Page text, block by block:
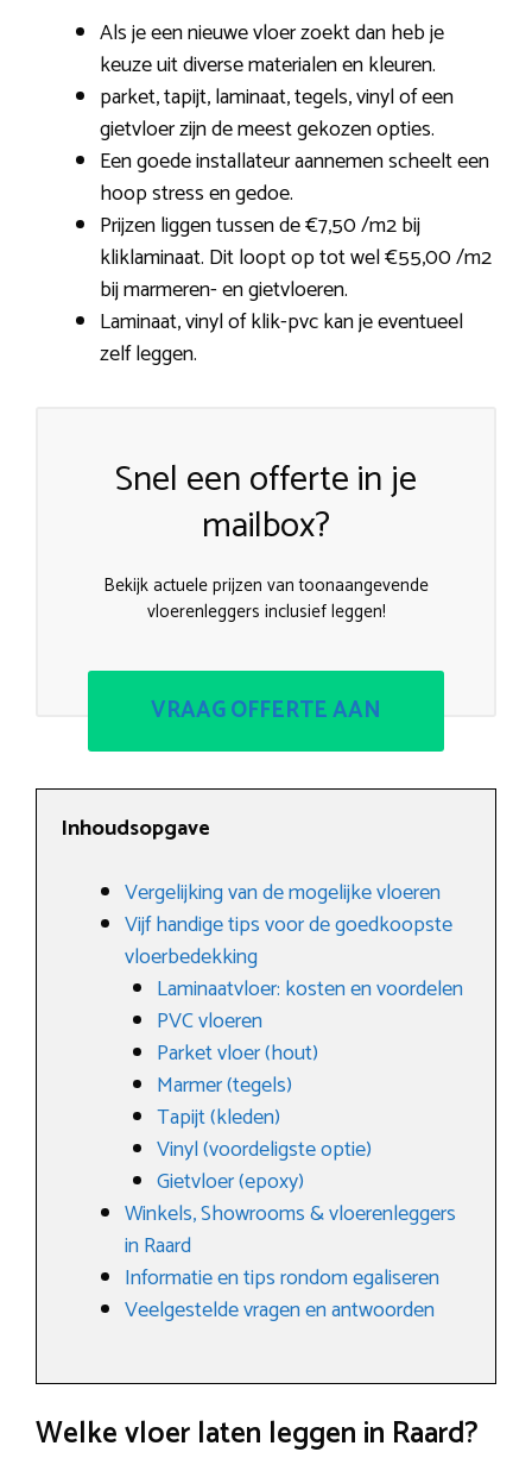
Als je een nieuwe vloer zoekt dan heb je
keuze uit diverse materialen en kleuren.
parket, tapijt, laminaat, tegels, vinyl of een
gietvloer zijn de meest gekozen opties.
Een goede installateur aannemen scheelt een
hoop stress en gedoe.
Prijzen liggen tussen de €7,50 /m2 bij
kliklaminaat. Dit loopt op tot wel €55,00 /m2
bij marmeren- en gietvloeren.
Laminaat, vinyl of klik-pvc kan je eventueel
zelf leggen.
Snel een offerte in je
mailbox?
Bekijk actuele prijzen van toonaangevende
vloerenleggers inclusief leggen!
VRAAG OFFERTE AAN
Inhoudsopgave
Vergelijking van de mogelijke vloeren
Vijf handige tips voor de goedkoopste
vloerbedekking
Laminaatvloer: kosten en voordelen
PVC vloeren
Parket vloer (hout)
Marmer (tegels)
Tapijt (kleden)
Vinyl (voordeligste optie)
Gietvloer (epoxy)
Winkels, Showrooms & vloerenleggers
in Raard
Informatie en tips rondom egaliseren
Veelgestelde vragen en antwoorden
Welke vloer laten leggen in Raard?